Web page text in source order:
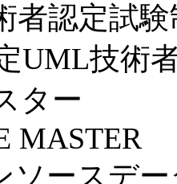
者認定試
UML技術
ター
MASTER
ソースデ